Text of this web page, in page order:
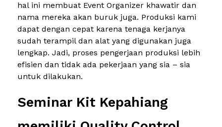
hal ini membuat Event Organizer khawatir dan
nama mereka akan buruk juga. Produksi kami
dapat dengan cepat karena tenaga kerjanya
sudah terampil dan alat yang digunakan juga
lengkap. Jadi, proses pengerjaan produksi lebih
efisien dan tidak ada pekerjaan yang sia – sia
untuk dilakukan.
Seminar Kit Kepahiang